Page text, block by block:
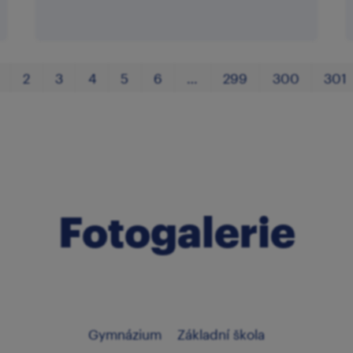
2 3 4 5 6 299 300 301
Fotogalerie
Gymnázium Základní škola